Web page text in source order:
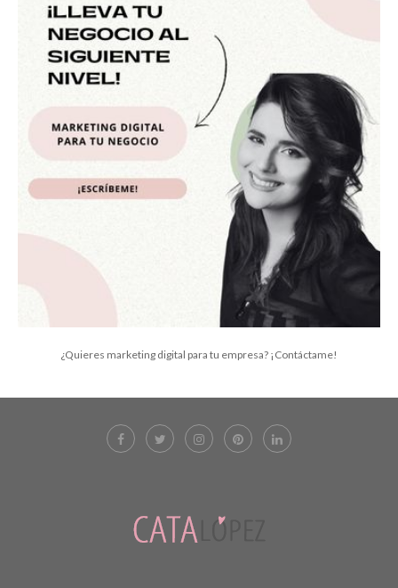
¿Quieres marketing digital para tu empresa? ¡Contáctame!